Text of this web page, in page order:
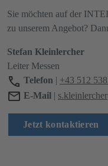
Sie möchten auf der
zu unserem Angebot?
Stefan Kleinlercher
Leiter Messen
Telefon | +43 512
E-Mail |
Jetzt kontaktieren